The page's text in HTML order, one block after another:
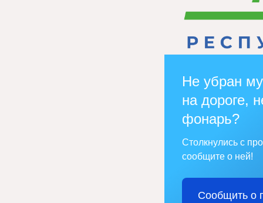
Не убран
на дороге,
фонарь?
Столкнулись с
сообщите о ней!
Сообщить о